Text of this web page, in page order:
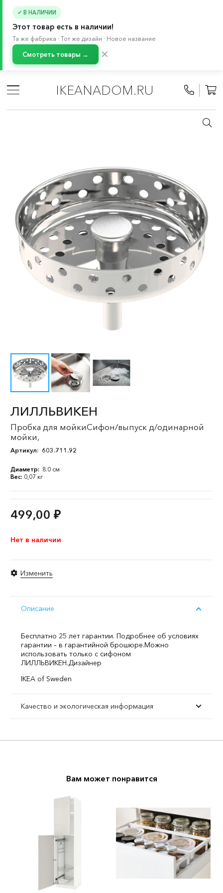
✓ В НАЛИЧИИ
Этот товар есть в наличии!
Та же фабрика · Тот же дизайн · Новое название
Смотреть товары → ✕
IKEANADOM.RU
Модульные кухни МЕТОД
/ Кухонные смесители и мойки
/
Комплектующие для кухонных моек
ЛИЛЛЬВИКЕН
Пробка для мойкиСифон/выпуск д/одинарной
мойки,
Артикул: 603.711.92
Диаметр: 8.0 см
Вес: 0,07 кг
499,00 ₽
Нет в наличии
Изменить
Описание
Бесплатно 25 лет гарантии. Подробнее об условиях
гарантии – в гарантийной брошюре.Можно
использовать только с сифоном
ЛИЛЛЬВИКЕН.Дизайнер
IKEA of Sweden
Качество и экологическая информация
Вам может понравится